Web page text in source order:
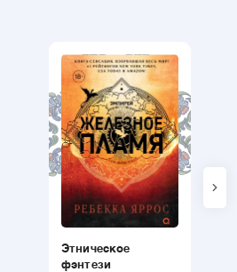
Этническое
фэнтези